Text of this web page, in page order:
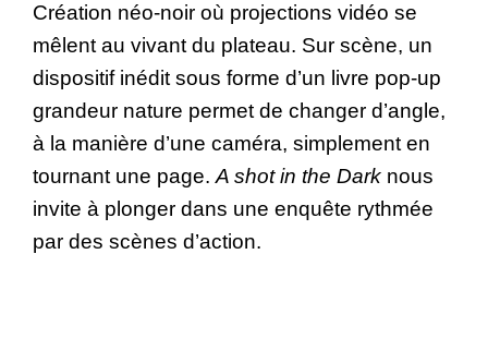
Création néo-noir où projections vidéo se
mêlent au vivant du plateau. Sur scène, un
dispositif inédit sous forme d’un livre pop-up
grandeur nature permet de changer d’angle,
à la manière d’une caméra, simplement en
tournant une page.A shot in the Dark nous
invite à plonger dans une enquête rythmée
par des scènes d’action.